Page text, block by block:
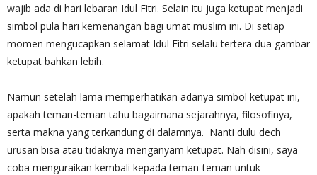
wajib ada di hari lebaran Idul Fitri. Selain itu juga ketupat menjadi
simbol pula hari kemenangan bagi umat muslim ini. Di setiap
momen mengucapkan selamat Idul Fitri selalu tertera dua gambar
ketupat bahkan lebih.
Namun setelah lama memperhatikan adanya simbol ketupat ini,
apakah teman-teman tahu bagaimana sejarahnya, filosofinya,
serta makna yang terkandung di dalamnya. Nanti dulu dech
urusan bisa atau tidaknya menganyam ketupat. Nah disini, saya
coba menguraikan kembali kepada teman-teman untuk